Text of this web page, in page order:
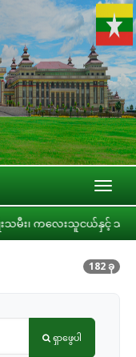
ြီးရွယ်အို အခွင့်အရေးဆိုင်
182 ခု
ရှာဖွေပါ